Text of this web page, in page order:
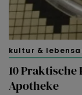
kultur &
10
Apotheke